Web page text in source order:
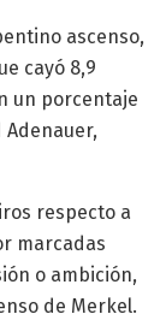
ascenso,
cayó 8,9
un porcentaje
respecto a
marcadas
o ambición,
de Merkel.